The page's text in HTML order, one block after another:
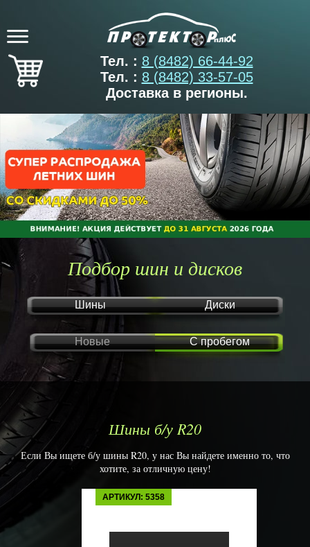
Тел. : 8 (8482) 66-44-92
Тел. : 8 (8482) 33-57-05
Доставка в регионы.
Подбор шин и дисков
Шины Диски
Новые С пробегом
Шины б/у R20
Если Вы ищете б/у шины R20, у нас Вы найдете именно то, что
хотите, за отличную цену!
АРТИКУЛ: 5358